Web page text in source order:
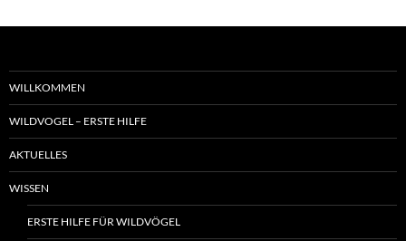
WILLKOMMEN
WILDVOGEL – ERSTE HILFE
AKTUELLES
WISSEN
ERSTE HILFE FÜR WILDVÖGEL